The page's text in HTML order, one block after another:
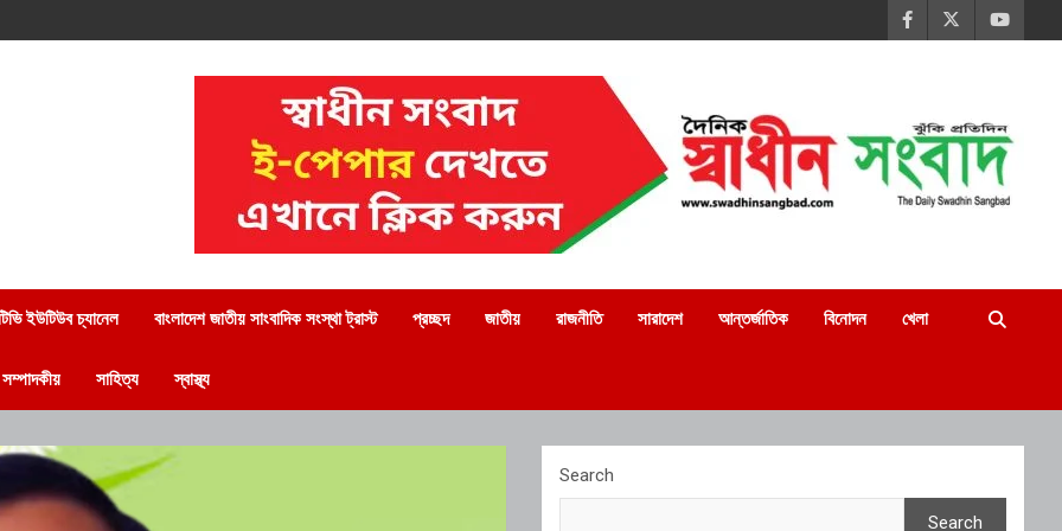
ইউটিউব চ্যানেল বাংলাদেশ জাতীয় সাংবাদিক সংস্থা ট্রাস্ট প্রচ্ছদ জাতীয় রাজনীতি সারাদেশ আন্তর্জাতিক বিনোদন খেলা
সম্পাদকীয় সাহিত্য স্বাস্থ্য
Search
Search